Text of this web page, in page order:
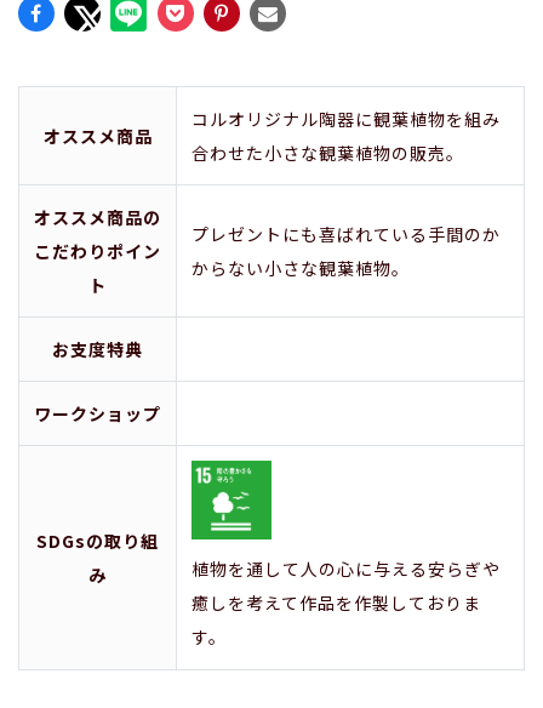
オススメ商品
コルオリジナル陶器に観葉植物を組み
合わせた小さな観葉植物の販売。
オススメ商品の
こだわりポイン
ト
プレゼントにも喜ばれている手間のか
からない小さな観葉植物。
お支度特典
ワークショップ
SDGsの取り組
み
植物を通して人の心に与える安らぎや
癒しを考えて作品を作製しておりま
す。